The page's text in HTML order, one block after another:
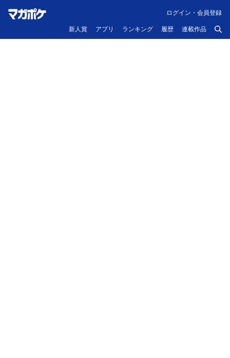
新人賞 アプリ ランキング 履歴 連載作品
ログイン・会員登録